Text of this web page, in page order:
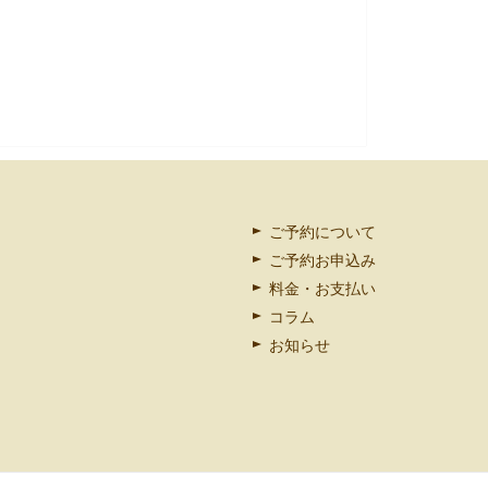
ご予約について
ご予約お申込み
料金・お支払い
コラム
お知らせ